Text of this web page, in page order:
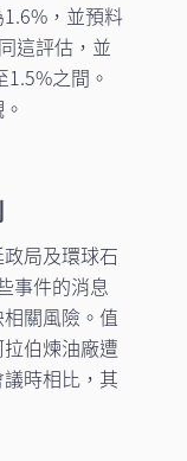
，並預料
這評估，並
之間。
局及環球石
事件的消息
關風險。值
伯煉油廠遭
時相比，其